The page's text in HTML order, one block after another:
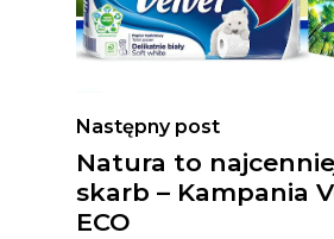
Następny post
Natura to
skarb – Kampania
ECO